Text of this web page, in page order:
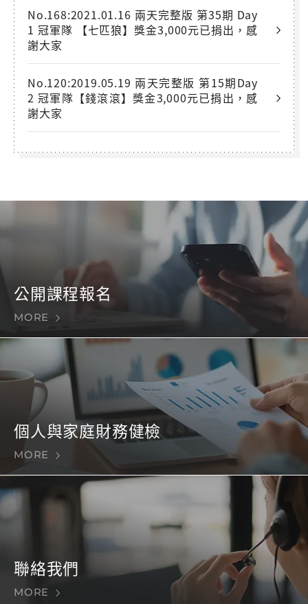
No.168:2021.01.16 兩天完整版 第35期 Day
1 冠軍隊 【七匹狼】獎金3,000元已捐出，感
謝大家
No.120:2019.05.19 兩天完整版 第15期Day
2 冠軍隊【錢滾滾】獎金3,000元已捐出，感
謝大家
公開課程報名
MORE
個人與家庭財務健檢
MORE
聯絡我們
MORE